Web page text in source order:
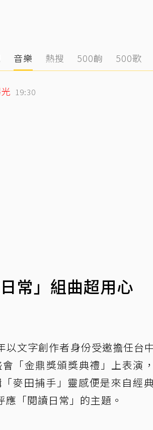
音樂 熱搜 500齣 500歌
19:30
常」組曲超用心
以文字創作者身份受邀擔任台
「金鼎獎頒獎典禮」上表演
麥田捕手」靈感便是來自經
應「閱讀日常」的主題。